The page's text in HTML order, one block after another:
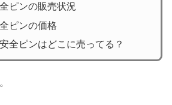
ピンの販売状況
ピンの価格
全ピンはどこに売ってる？